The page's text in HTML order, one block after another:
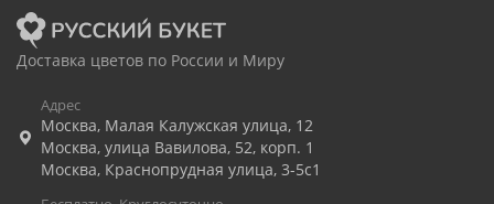
Доставка цветов по России и Миру
Адрес
Москва, Малая Калужская улица, 12
Москва, улица Вавилова, 52, корп. 1
Москва, Краснопрудная улица, 3-5с1